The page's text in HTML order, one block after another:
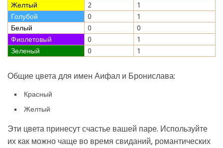
Желтый
2
1
Голубой
0
1
Белый
0
0
Фиолетовый
0
1
Зеленый
0 1
Общие цвета для имен Аифал и Бронислава:
Красный
Желтый
Эти цвета принесут счастье вашей паре. Используйте
их как можно чаще во время свиданий, романтических